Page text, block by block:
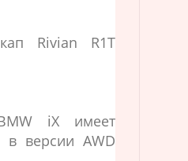
Rivian R1T
iX имеет
в версии AWD